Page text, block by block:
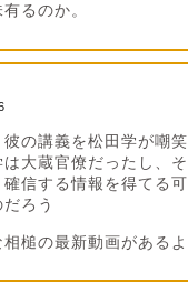
るのか。
の講義を松田学が嘲
大蔵官僚だったし、
信する情報を得てる
ろう
槌の最新動画があるよ